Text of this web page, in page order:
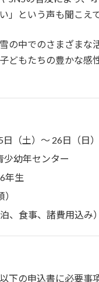
」という声も聞こえ
の中でのさまざまな
どもたちの豊かな
日（土）～ 26日（日
少幼年センター
年生
、食事、諸費用込み
下の申込書に必要事